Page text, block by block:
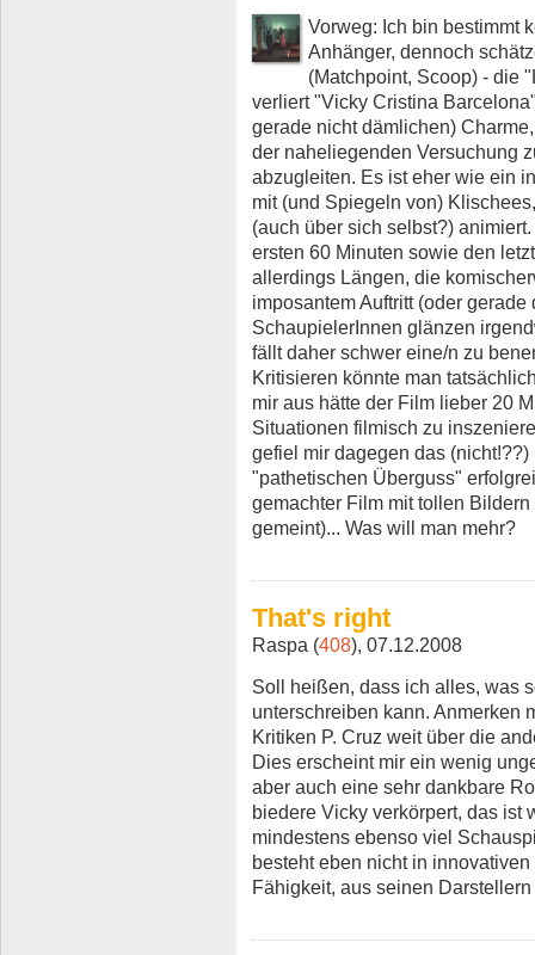
Vorweg: Ich bin bestimmt
Anhänger, dennoch
(Matchpoint, Scoop) - die
verliert "Vicky Cristina
gerade nicht dämlichen)
der naheliegenden Versuchung
abzugleiten. Es ist eher wie ein
mit (und Spiegeln von)
(auch über sich selbst?)
ersten 60 Minuten sowie den
allerdings Längen, die
imposantem Auftritt (oder
SchaupielerInnen glänzen
fällt daher schwer eine/n zu
Kritisieren könnte man
mir aus hätte der Film lieber 20
Situationen filmisch zu
gefiel mir dagegen das
"pathetischen Überguss"
gemachter Film mit tollen
gemeint)... Was will man mehr?
That's right
Raspa (408), 07.12.2008
Soll heißen, dass ich alles, was
unterschreiben kann. Anmerken
Kritiken P. Cruz weit über die
Dies erscheint mir ein wenig
aber auch eine sehr dankbare
biedere Vicky verkörpert, das ist
mindestens ebenso viel
besteht eben nicht in
Fähigkeit, aus seinen